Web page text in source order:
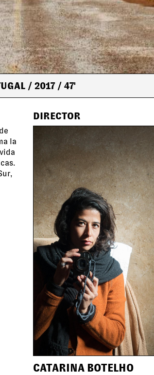
/ 2017 / 47'
la
DIRECTOR
CATARINA BOTELHO